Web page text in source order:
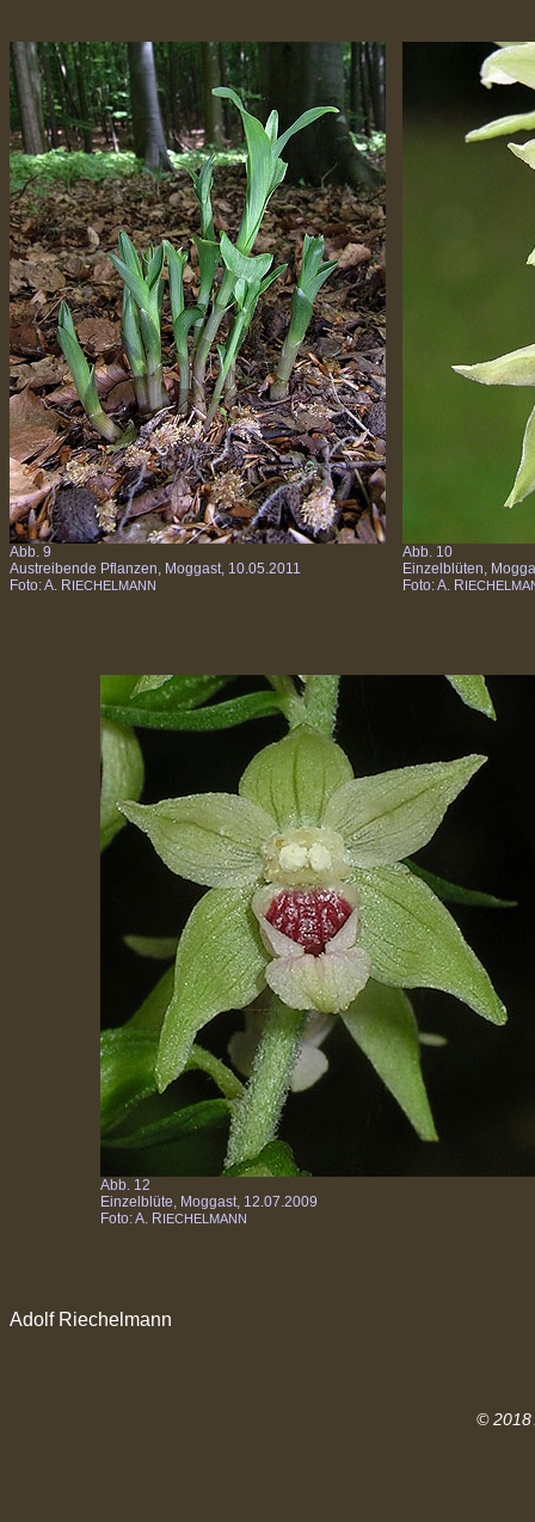
Abb. 9
Austreibende Pflanzen, Moggast, 10.05.2011
Foto: A. RIECHELMANN
Abb. 10
Einzelblüten,
Foto: A. R
Abb. 12
Einzelblüte, Moggast, 12.07.2009
Foto: A. RIECHELMANN
Adolf Riechelmann
© 2018